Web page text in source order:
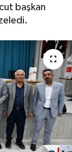
başkan